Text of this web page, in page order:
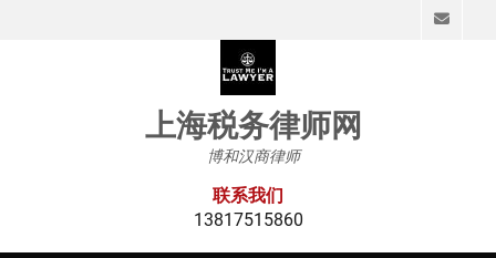
上海税务律师网
博和汉商律师
联系我们
13817515860